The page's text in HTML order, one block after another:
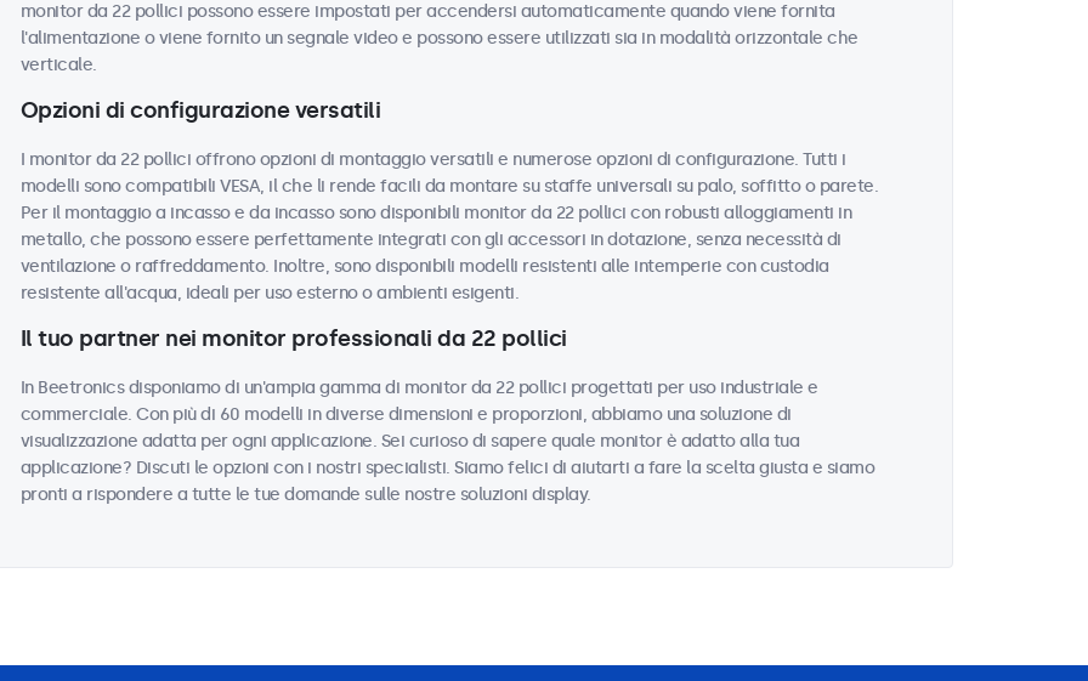
monitor da 22 pollici possono essere impostati per accendersi automaticamente quando viene fornita
l'alimentazione o viene fornito un segnale video e possono essere utilizzati sia in modalità orizzontale che
verticale.
Opzioni di configurazione versatili
I monitor da 22 pollici offrono opzioni di montaggio versatili e numerose opzioni di configurazione. Tutti i
modelli sono compatibili VESA, il che li rende facili da montare su staffe universali su palo, soffitto o parete.
Per il montaggio a incasso e da incasso sono disponibili monitor da 22 pollici con robusti alloggiamenti in
metallo, che possono essere perfettamente integrati con gli accessori in dotazione, senza necessità di
ventilazione o raffreddamento. Inoltre, sono disponibili modelli resistenti alle intemperie con custodia
resistente all'acqua, ideali per uso esterno o ambienti esigenti.
Il tuo partner nei monitor professionali da 22 pollici
In Beetronics disponiamo di un'ampia gamma di monitor da 22 pollici progettati per uso industriale e
commerciale. Con più di 60 modelli in diverse dimensioni e proporzioni, abbiamo una soluzione di
visualizzazione adatta per ogni applicazione. Sei curioso di sapere quale monitor è adatto alla tua
applicazione? Discuti le opzioni con i nostri specialisti. Siamo felici di aiutarti a fare la scelta giusta e siamo
pronti a rispondere a tutte le tue domande sulle nostre soluzioni display.